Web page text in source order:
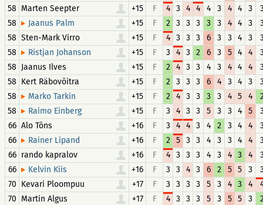
58 Marten Seepter +15 F 4 3 4 4 4 3 4 4 3
58
Jaanus Palm +15 F 2 3 3 3 3 3 4 4 3
58 Sten-Mark Virro +15 F 4 3 3 3 6 3 3 4 3
58
Ristjan Johanson +15 F 3 4 3 2 6 3 5 4 4
58 Jaanus Ilves +15 F 2 4 3 3 4 3 4 4 4
58 Kert Räbovõitra +15 F 2 3 3 3 6 4 3 4 3
58
Marko Tarkin +15 F 2 4 3 3 3 3 4 5 4
58
Raimo Einberg +15 F 3 4 3 3 5 3 3 4 5
66 Alo Tõns +16 F 3 4 4 3 4 2 3 4 4
66
Rainer Lipand +16 F 2 5 3 3 4 3 3 4 4
66 rando kapralov +16 F 4 3 3 3 4 3 4 3 4
66
Kelvin Kiis +16 F 3 3 4 3 6 2 5 5 3
70 Kevari Ploompuu +17 F 3 3 3 3 5 3 4 3 4
70 Martin Algus +17 F 4 3 3 3 5 3 5 5 3